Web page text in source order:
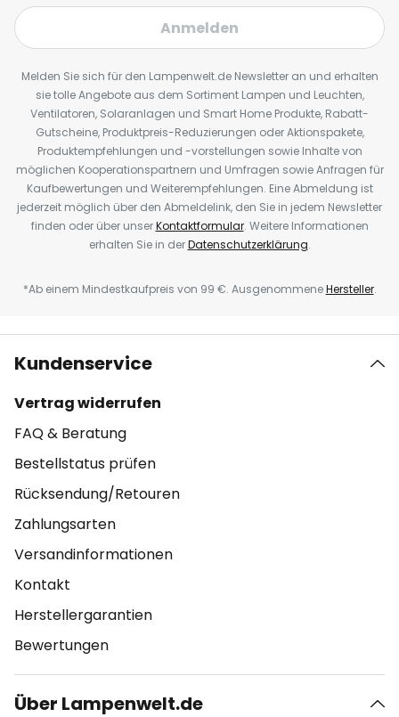
Anmelden
Melden Sie sich für den Lampenwelt.de Newsletter an und erhalten
sie tolle Angebote aus dem Sortiment Lampen und Leuchten,
Ventilatoren, Solaranlagen und Smart Home Produkte, Rabatt-
Gutscheine, Produktpreis-Reduzierungen oder Aktionspakete,
Produktempfehlungen und -vorstellungen sowie Inhalte von
möglichen Kooperationspartnern und Umfragen sowie Anfragen für
Kaufbewertungen und Weiterempfehlungen. Eine Abmeldung ist
jederzeit möglich über den Abmeldelink, den Sie in jedem Newsletter
finden oder über unserKontaktformular. Weitere Informationen
erhalten Sie in derDatenschutzerklärung.
*Ab einem Mindestkaufpreis von 99 €. AusgenommeneHersteller.
Kundenservice
Vertrag widerrufen
FAQ & Beratung
Bestellstatus prüfen
Rücksendung/Retouren
Zahlungsarten
Versandinformationen
Kontakt
Herstellergarantien
Bewertungen
Über Lampenwelt.de